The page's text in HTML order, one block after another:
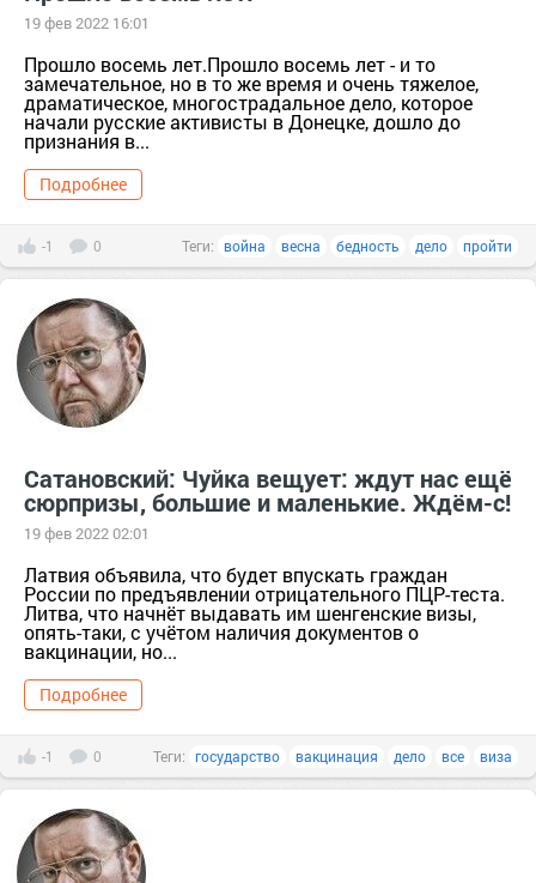
19 фев 2022 16:01
Прошло восемь лет.Прошло восемь лет - и то
замечательное, но в то же время и очень тяжелое,
драматическое, многострадальное дело, которое
начали русские активисты в Донецке, дошло до
признания в...
Подробнее
-1 0 Теги: война весна бедность дело пройти
Сатановский: Чуйка вещует: ждут нас ещё
сюрпризы, большие и маленькие. Ждём-с!
19 фев 2022 02:01
Латвия объявила, что будет впускать граждан
России по предъявлении отрицательного ПЦР-теста.
Литва, что начнёт выдавать им шенгенские визы,
опять-таки, с учётом наличия документов о
вакцинации, но...
Подробнее
-1 0 Теги: государство вакцинация дело все виза